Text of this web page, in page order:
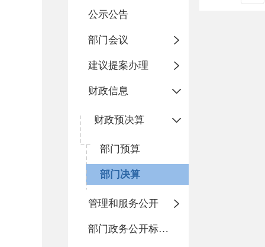
公示公告
部门会议
建议提案办理
财政信息
财政预决算
部门预算
部门决算
管理和服务公开
部门政务公开标准化目录